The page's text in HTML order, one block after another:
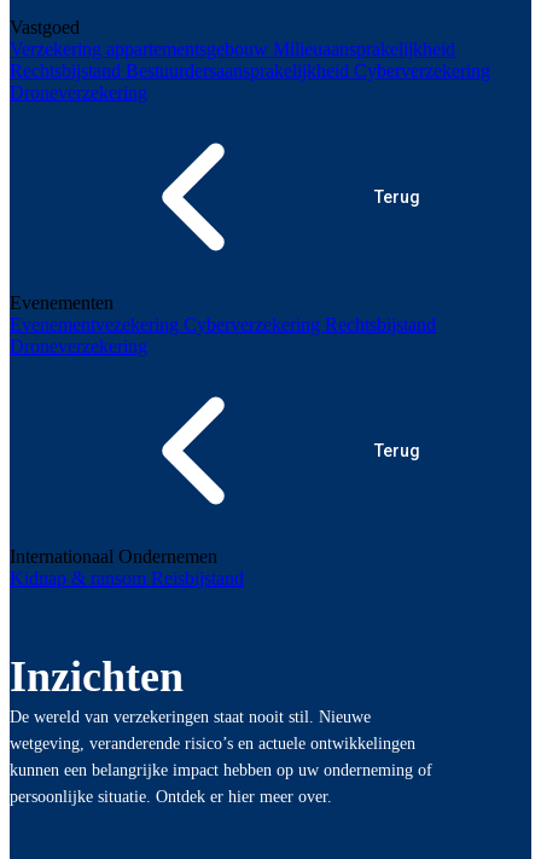
Vastgoed
Verzekering appartementsgebouw Milieuaansprakelijkheid
Rechtsbijstand Bestuurdersaansprakelijkheid Cyberverzekering
Droneverzekering
Terug
Evenementen
Evenementvezekering Cyberverzekering Rechtsbijstand
Droneverzekering
Terug
Internationaal Ondernemen
Kidnap & ransom Reisbijstand
Inzichten
De wereld van verzekeringen staat nooit stil. Nieuwe
wetgeving, veranderende risico’s en actuele ontwikkelingen
kunnen een belangrijke impact hebben op uw onderneming of
persoonlijke situatie. Ontdek er hier meer over.